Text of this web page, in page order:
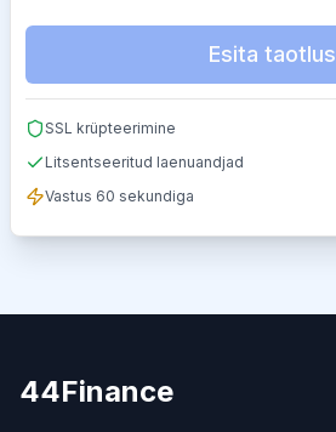
Esita taotlus
SSL krüpteerimine
Litsentseeritud laenuandjad
Vastus 60 sekundiga
44Finance